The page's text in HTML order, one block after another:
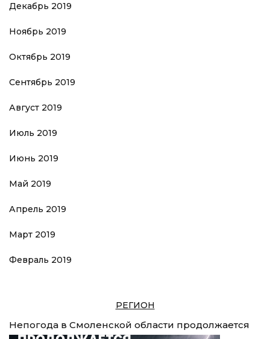
Декабрь 2019
Ноябрь 2019
Октябрь 2019
Сентябрь 2019
Август 2019
Июль 2019
Июнь 2019
Май 2019
Апрель 2019
Март 2019
Февраль 2019
РЕГИОН
Непогода в Смоленской области продолжается